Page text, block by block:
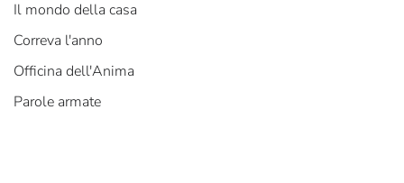
Il mondo della casa
Correva l'anno
Officina dell'Anima
Parole armate